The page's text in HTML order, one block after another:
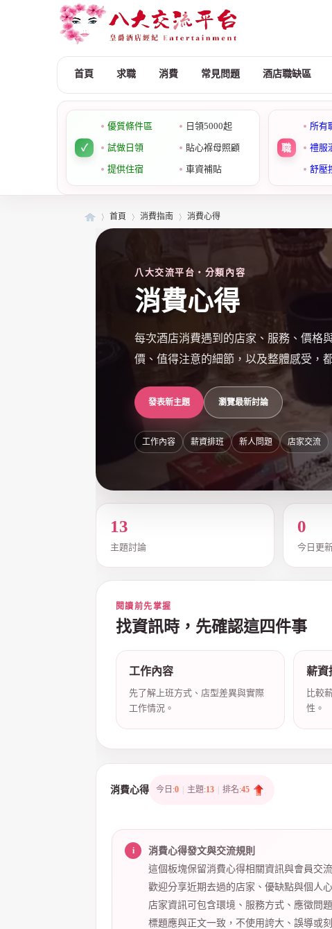
首頁 求職 消費 常見問題 酒店職缺區
優質條件區 日領5000起
試做日領 貼心褓母照顧
提供住宿 車資補貼
所有
禮服
舒壓
首頁 消費指南
›
消費心得
八大交流平台・分類內容
消費心得
每次酒店消費遇到的店家、服務、價格
價、值得注意的細節，以及整體感受，
發表新主題 瀏覽最新討論
工作內容 薪資排班 新人問題 店家交流
13
主題討論
0
今日更
閱讀前先掌握
找資訊時，先確認這四件事
工作內容
先了解上班方式、店型差異與實際
工作情況。
薪資
比較
性。
消費心得 今日:0 主題:13 排名:45
消費心得發文與交流規則
這個板塊保留消費心得相關資訊與會員交
歡迎分享近期去過的店家、優缺點與個人心
店家資訊可包含環境、服務方式、應徵問
標題應與正文一致，不使用誇大、誤導或